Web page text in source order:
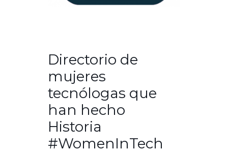
Directorio de
mujeres
tecnólogas que
han hecho
Historia
#WomenInTech